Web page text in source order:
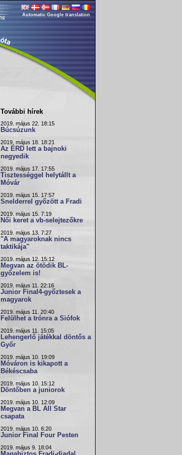
Automatic Google translation
További hírek
2019. május 22. 18:15
Búcsúzunk
2019. május 18. 18:21
Az ÉRD lett a bajnoki
negyedik
2019. május 17. 17:55
Tisztességgel helytállt a
Móvár
2019. május 15. 17:57
Snelderrel győzött a Fradi
2019. május 15. 7:19
Női keret a vb-selejtezőkre
2019. május 13. 7:27
"A magyaroknak nincs
taktikája"
2019. május 12. 15:12
Megvan az ötödik BL-
győzelem is!
2019. május 11. 22:16
Junior Final4-győztesek a
magyarok
2019. május 11. 20:40
Felülhet a trónra a Siófok
2019. május 11. 15:05
Lehengerlő játékkal döntős a
Győr
2019. május 10. 19:09
Móváron is kikapott a
Békéscsaba
2019. május 10. 15:12
Döntőben a juniorok
2019. május 10. 12:09
Megvan a BL All Star
csapata
2019. május 10. 6:20
Junior Final Four Pesten
2019. május 9. 18:04